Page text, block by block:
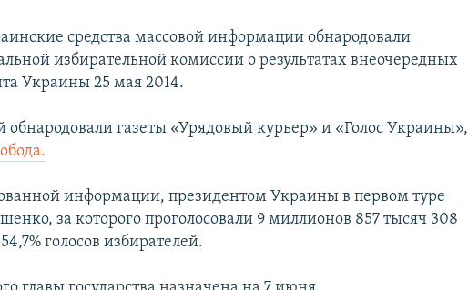
средства массовой информации обнародовали
избирательной комиссии о результатах внеочередных
Украины 25 мая 2014.
обнародовали газеты «Урядовый курьер» и «Голос Украины»,
информации, президентом Украины в первом туре
за которого проголосовали 9 миллионов 857 тысяч 308
голосов избирателей.